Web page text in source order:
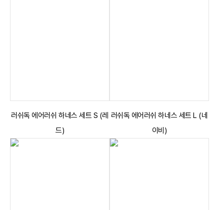
러쉬독 에어러쉬 하네스 세트 S (레
드)
러쉬독 에어러쉬 하네스 세트 L (네
이비)